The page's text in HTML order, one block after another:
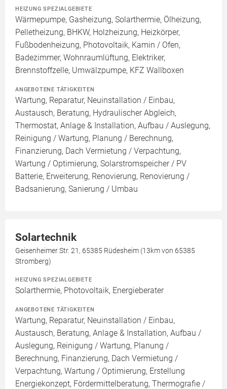
HEIZUNG SPEZIALGEBIETE
Wärmepumpe, Gasheizung, Solarthermie, Ölheizung,
Pelletheizung, BHKW, Holzheizung, Heizkörper,
Fußbodenheizung, Photovoltaik, Kamin / Ofen,
Badezimmer, Wohnraumlüftung, Elektriker,
Brennstoffzelle, Umwälzpumpe, KFZ Wallboxen
ANGEBOTENE TÄTIGKEITEN
Wartung, Reparatur, Neuinstallation / Einbau,
Austausch, Beratung, Hydraulischer Abgleich,
Thermostat, Anlage & Installation, Aufbau / Auslegung,
Reinigung / Wartung, Planung / Berechnung,
Finanzierung, Dach Vermietung / Verpachtung,
Wartung / Optimierung, Solarstromspeicher / PV
Batterie, Erweiterung, Renovierung, Renovierung /
Badsanierung, Sanierung / Umbau
Solartechnik
Geisenheimer Str. 21, 65385 Rüdesheim (13km von 65385
Stromberg)
HEIZUNG SPEZIALGEBIETE
Solarthermie, Photovoltaik, Energieberater
ANGEBOTENE TÄTIGKEITEN
Wartung, Reparatur, Neuinstallation / Einbau,
Austausch, Beratung, Anlage & Installation, Aufbau /
Auslegung, Reinigung / Wartung, Planung /
Berechnung, Finanzierung, Dach Vermietung /
Verpachtung, Wartung / Optimierung, Erstellung
Energiekonzept, Fördermittelberatung, Thermografie /